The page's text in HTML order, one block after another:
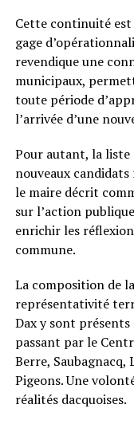
Cette continuité
gage
revendique une
municipaux,
toute période
l’arrivée d’une
Pour autant, la liste
nouveaux
le maire décrit
sur l’action
enrichir les
commune.
La composition de
représentativité
Dax y sont
passant par le
Berre,
Pigeons. Une
réalités dacquoises.